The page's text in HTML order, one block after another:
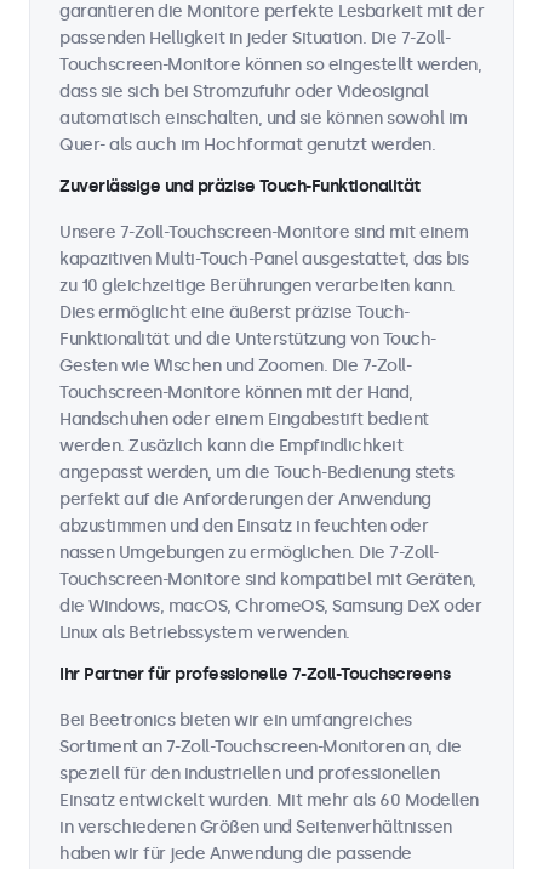
garantieren die Monitore perfekte Lesbarkeit mit der
passenden Helligkeit in jeder Situation. Die 7-Zoll-
Touchscreen-Monitore können so eingestellt werden,
dass sie sich bei Stromzufuhr oder Videosignal
automatisch einschalten, und sie können sowohl im
Quer- als auch im Hochformat genutzt werden.
Zuverlässige und präzise Touch-Funktionalität
Unsere 7-Zoll-Touchscreen-Monitore sind mit einem
kapazitiven Multi-Touch-Panel ausgestattet, das bis
zu 10 gleichzeitige Berührungen verarbeiten kann.
Dies ermöglicht eine äußerst präzise Touch-
Funktionalität und die Unterstützung von Touch-
Gesten wie Wischen und Zoomen. Die 7-Zoll-
Touchscreen-Monitore können mit der Hand,
Handschuhen oder einem Eingabestift bedient
werden. Zusäzlich kann die Empfindlichkeit
angepasst werden, um die Touch-Bedienung stets
perfekt auf die Anforderungen der Anwendung
abzustimmen und den Einsatz in feuchten oder
nassen Umgebungen zu ermöglichen. Die 7-Zoll-
Touchscreen-Monitore sind kompatibel mit Geräten,
die Windows, macOS, ChromeOS, Samsung DeX oder
Linux als Betriebssystem verwenden.
Ihr Partner für professionelle 7-Zoll-Touchscreens
Bei Beetronics bieten wir ein umfangreiches
Sortiment an 7-Zoll-Touchscreen-Monitoren an, die
speziell für den industriellen und professionellen
Einsatz entwickelt wurden. Mit mehr als 60 Modellen
in verschiedenen Größen und Seitenverhältnissen
haben wir für jede Anwendung die passende